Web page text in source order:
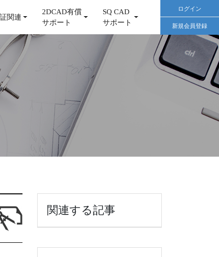
関連
2DCAD有償
サポート
SQ CAD
サポート
ログイン
新規会員登録
関連する記事